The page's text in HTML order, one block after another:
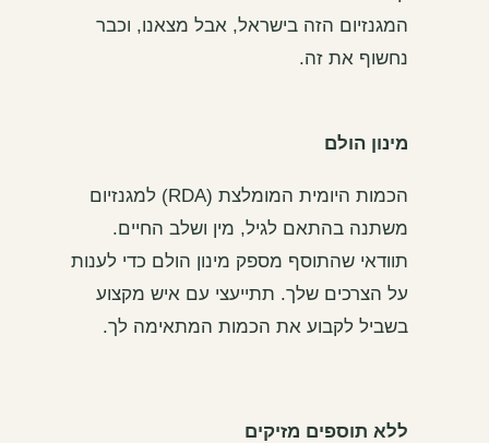
המגנזיום הזה בישראל, אבל מצאנו, וכבר
נחשוף את זה.
מינון הולם
הכמות היומית המומלצת (RDA) למגנזיום
משתנה בהתאם לגיל, מין ושלב החיים.
תוודאי שהתוסף מספק מינון הולם כדי לענות
על הצרכים שלך. תתייעצי עם איש מקצוע
בשביל לקבוע את הכמות המתאימה לך.
ללא תוספים מזיקים